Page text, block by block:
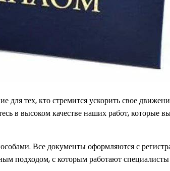
для тех, кто стремится ускорить свое
в высоком качестве наших работ, которые
Все документы оформляются с
подходом, с которым работают